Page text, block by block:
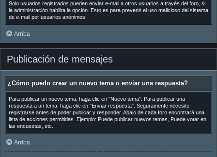
Solo usuarios registrados pueden enviar e-mail a otros usuarios a través del foro, si
la administración habilita la opción. Esto es para prevenir el uso malicioso del sistema
de e-mail por usuarios anónimos.
Arriba
Publicación de mensajes
¿Cómo puedo crear un nuevo tema o enviar una respuesta?
Para publicar un nuevo tema, haga clic en "Nuevo tema". Para publicar una
respuesta a un tema, haga clic en "Enviar respuesta". Seguramente necesite
registrarse antes de poder publicar y responder. Abajo de cada foro encontrará una
lista de acciones permitidas. Ejemplo: Puede publicar nuevos temas, Puede votar en
las encuestas, etc.
Arriba